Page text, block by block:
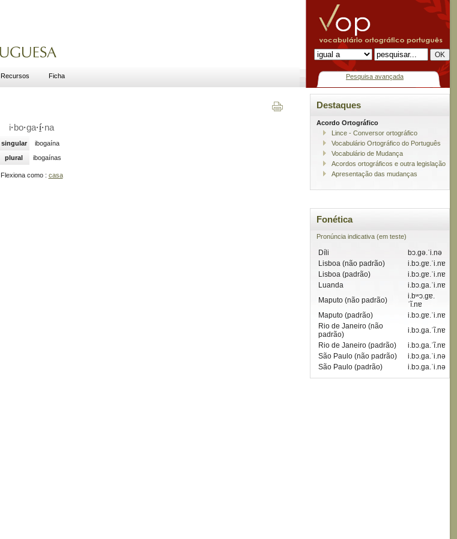
Recursos Ficha Pesquisa avançada
i· bo·ga·í·na
singular
ibogaína
plural
ibogaínas
Flexiona como : casa
Destaques
Acordo Ortográfico
Lince - Conversor ortográfico
Vocabulário Ortográfico do Português
Vocabulário de Mudança
Acordos ortográficos e outra legislação
Apresentação das mudanças
Fonética
Pronúncia indicativa (em teste)
Díli
bɔ.gə.ˈi.nə
Lisboa (não padrão)
i.bɔ.gɐ.ˈi.nɐ
Lisboa (padrão)
i.bɔ.gɐ.ˈi.nɐ
Luanda
i.bɔ.ga.ˈi.nɐ
Maputo (não padrão)
i.bʷɔ.gɐ.
ˈĩ.nɐ
Maputo (padrão)
i.bɔ.gɐ.ˈi.nɐ
Rio de Janeiro (não
padrão)
i.bɔ.ga.ˈĩ.nɐ
Rio de Janeiro (padrão)
i.bɔ.ga.ˈĩ.nɐ
São Paulo (não padrão)
i.bɔ.ga.ˈi.nə
São Paulo (padrão)
i.bɔ.ga.ˈi.nə